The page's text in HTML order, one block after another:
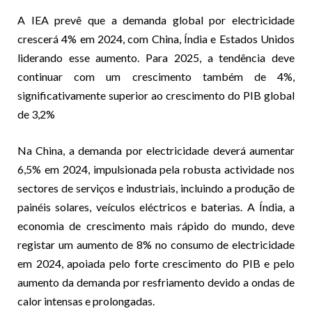
A IEA prevê que a demanda global por electricidade
crescerá 4% em 2024, com China, Índia e Estados Unidos
liderando esse aumento. Para 2025, a tendência deve
continuar com um crescimento também de 4%,
significativamente superior ao crescimento do PIB global
de 3,2%
Na China, a demanda por electricidade deverá aumentar
6,5% em 2024, impulsionada pela robusta actividade nos
sectores de serviços e industriais, incluindo a produção de
painéis solares, veículos eléctricos e baterias. A Índia, a
economia de crescimento mais rápido do mundo, deve
registar um aumento de 8% no consumo de electricidade
em 2024, apoiada pelo forte crescimento do PIB e pelo
aumento da demanda por resfriamento devido a ondas de
calor intensas e prolongadas.